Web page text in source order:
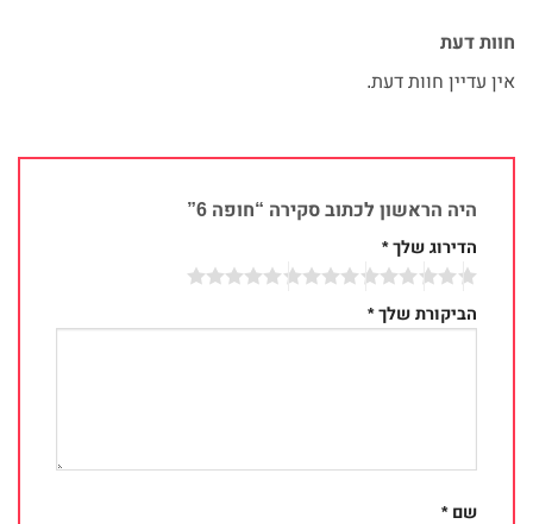
חוות דעת
אין עדיין חוות דעת.
היה הראשון לכתוב סקירה “חופה 6”
הדירוג שלך*
הביקורת שלך*
שם*